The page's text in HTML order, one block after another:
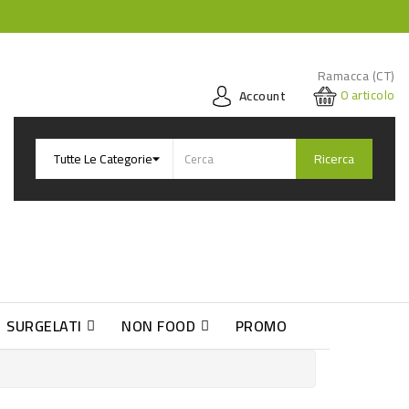
Ramacca (CT)
Account
0articolo
Ricerca
SURGELATI NON FOOD PROMO